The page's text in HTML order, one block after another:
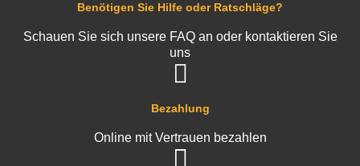
Bezahlung
Online mit Vertrauen bezahlen
Benötigen Sie Hilfe oder Ratschläge?
Schauen Sie sich unsere FAQ an oder kontaktieren Sie
uns